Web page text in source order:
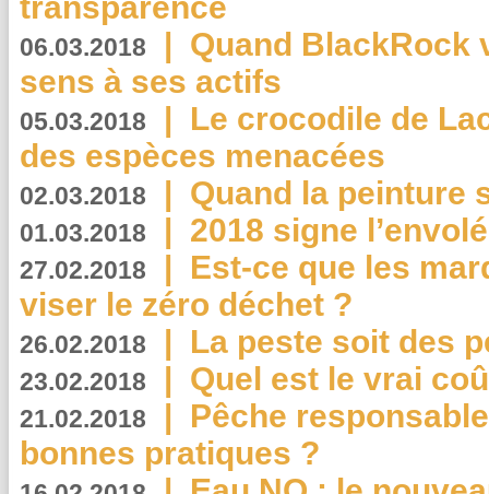
06.03.2018 | Quand BlackRock
sens à ses actifs
05.03.2018 | Le crocodile de
des espèces menacées
02.03.2018 | Quand la peinture
01.03.2018 | 2018 signe
27.02.2018 | Est-ce que les
viser le zéro déchet ?
26.02.2018 | La peste soit des
23.02.2018 | Quel est le vrai
21.02.2018 | Pêche
bonnes pratiques ?